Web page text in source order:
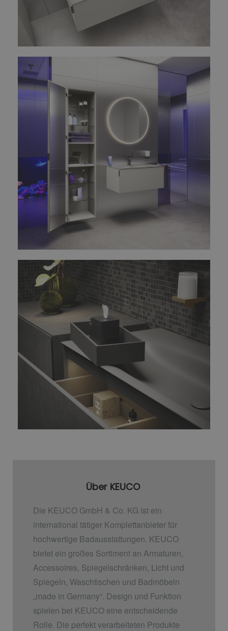
Über KEUCO
Die KEUCO GmbH & Co. KG ist ein
international tätiger Komplettanbieter für
hochwertige Badausstattungen. KEUCO
bietet ein großes Sortiment an Armaturen,
Accessoires, Spiegelschränken, Licht und
Spiegeln, Waschtischen und Badmöbeln
„made in Germany“. Design und Funktion
spielen bei KEUCO eine entscheidende
Rolle. Die perfekt verarbeiteten Produkte